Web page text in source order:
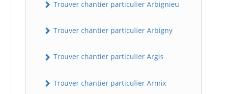
Trouver chantier particulier Arbignieu
Trouver chantier particulier Arbigny
Trouver chantier particulier Argis
Trouver chantier particulier Armix